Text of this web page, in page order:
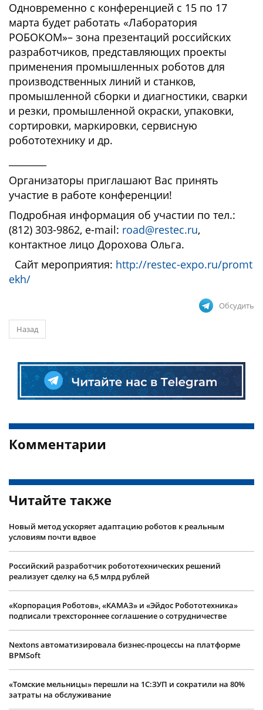
Одновременно с конференцией с 15 по 17
марта будет работать «Лаборатория
РОБОКОМ»– зона презентаций российских
разработчиков, представляющих проекты
применения промышленных роботов для
производственных линий и станков,
промышленной сборки и диагностики, сварки
и резки, промышленной окраски, упаковки,
сортировки, маркировки, сервисную
робототехнику и др.
Организаторы приглашают Вас принять
участие в работе конференции!
Подробная информация об участии по тел.:
(812) 303-9862, e-mail: road@restec.ru,
контактное лицо Дорохова Ольга.
Сайт мероприятия: http://restec-expo.ru/promt
ekh/
Обсудить
Назад
Комментарии
Читайте также
Новый метод ускоряет адаптацию роботов к реальным
условиям почти вдвое
Российский разработчик робототехнических решений
реализует сделку на 6,5 млрд рублей
«Корпорация Роботов», «КАМАЗ» и «Эйдос Робототехника»
подписали трехстороннее соглашение о сотрудничестве
Nextons автоматизировала бизнес-процессы на платформе
BPMSoft
«Томские мельницы» перешли на 1С:ЗУП и сократили на 80%
затраты на обслуживание